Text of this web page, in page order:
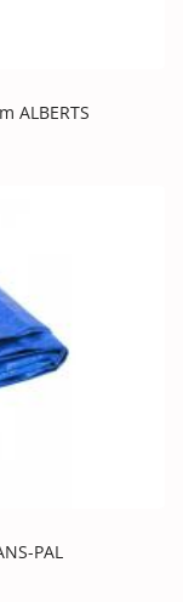
ALBERTS
PAL